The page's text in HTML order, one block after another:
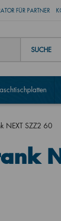
FÜR PARTNER
SUCHE
NEXT SZZ2 60